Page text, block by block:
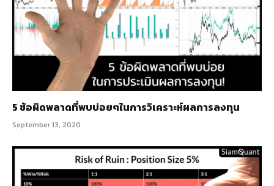
5 ข้อผิดพลาดที่พบบ่อยๆในการวิเคราะห์ผลการลงทุน
September 13, 2020